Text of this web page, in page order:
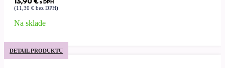
s DPH
(11,30 € bez DPH)
Na sklade
DETAIL PRODUKTU